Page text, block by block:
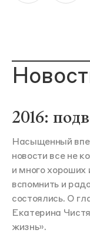
2016:
Насыщенный
новости все не
и много хороших
вспомнить и
состоялись. О
Екатерина
жизнь».